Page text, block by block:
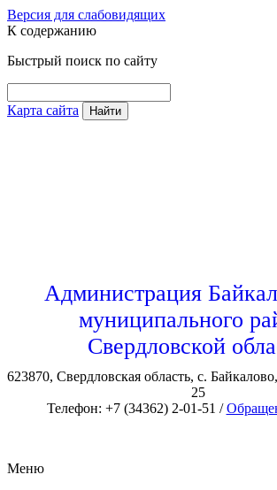
Версия для слабовидящих
К содержанию
Быстрый поиск по сайту
Карта сайта Найти
Администрация
муниципального
Свердловской
623870, Свердловская область, с.
25
Телефон: +7 (34362) 2-01-51 /
Меню